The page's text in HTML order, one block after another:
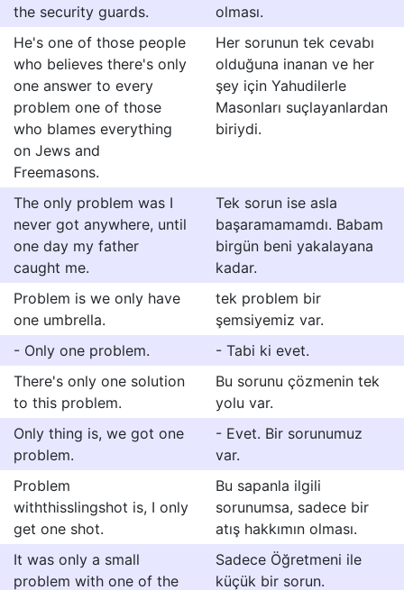
the security guards.
olması.
He's one of those people
who believes there's only
one answer to every
problem one of those
who blames everything
on Jews and
Freemasons.
Her sorunun tek cevabı
olduğuna inanan ve her
şey için Yahudilerle
Masonları suçlayanlardan
biriydi.
The only problem was I
never got anywhere, until
one day my father
caught me.
Tek sorun ise asla
başaramamamdı. Babam
birgün beni yakalayana
kadar.
Problem is we only have
one umbrella.
tek problem bir
şemsiyemiz var.
- Only one problem.
- Tabi ki evet.
There's only one solution
to this problem.
Bu sorunu çözmenin tek
yolu var.
Only thing is, we got one
problem.
- Evet. Bir sorunumuz
var.
Problem
withthisslingshot is, I only
get one shot.
Bu sapanla ilgili
sorunumsa, sadece bir
atış hakkımın olması.
It was only a small
problem with one of the
Sadece Öğretmeni ile
küçük bir sorun.